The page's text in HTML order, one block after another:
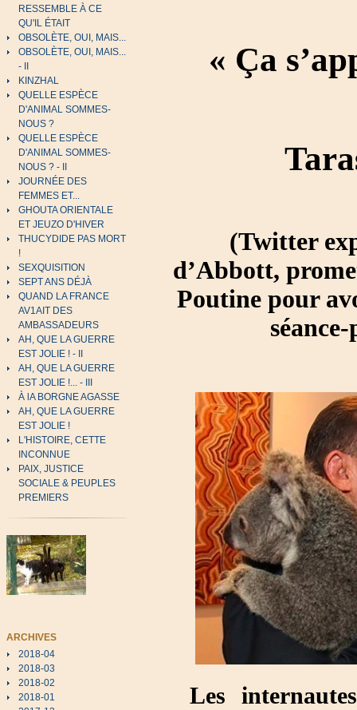
RESSEMBLE À CE
QU'IL ÉTAIT
OBSOLÈTE, OUI, MAIS...
OBSOLÈTE, OUI, MAIS...
- II
KINZHAL
QUELLE ESPÈCE
D'ANIMAL SOMMES-
NOUS ?
QUELLE ESPÈCE
D'ANIMAL SOMMES-
NOUS ? - II
JOURNÉE DES
FEMMES ET...
GHOUTA ORIENTALE
ET JEUZO D'HIVER
THUCYDIDE PAS MORT
!
SEXQUISITION
SEPT ANS DÉJÀ
QUAND LA FRANCE
AV1AIT DES
AMBASSADEURS
AH, QUE LA GUERRE
EST JOLIE ! - II
AH, QUE LA GUERRE
EST JOLIE !... - III
À lA BORGNE AGASSE
AH, QUE LA GUERRE
EST JOLIE !
L'HISTOIRE, CETTE
INCONNUE
PAIX, JUSTICE
SOCIALE & PEUPLES
PREMIERS
ARCHIVES
2018-04
2018-03
2018-02
2018-01
« Ça
(Twitter
d’Abbott,
Poutine pour
Les